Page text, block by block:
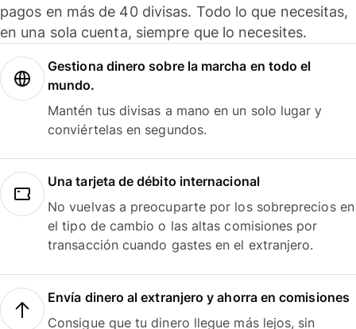
pagos en más de 40 divisas. Todo lo que necesitas,
en una sola cuenta, siempre que lo necesites.
Gestiona dinero sobre la marcha en todo el
mundo.
Mantén tus divisas a mano en un solo lugar y
conviértelas en segundos.
Una tarjeta de débito internacional
No vuelvas a preocuparte por los sobreprecios en
el tipo de cambio o las altas comisiones por
transacción cuando gastes en el extranjero.
Envía dinero al extranjero y ahorra en comisiones
Consigue que tu dinero llegue más lejos, sin